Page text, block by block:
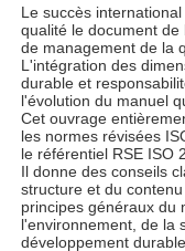
Le succès
qualité le document
de management de la
L'intégration des
durable et
l'évolution du manuel
Cet ouvrage
les normes révisées
le référentiel RSE ISO
Il donne des conseils
structure et du
principes généraux du
l'environnement, de la
développement durable.